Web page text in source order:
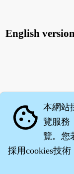
English version
cookie 本網站
覽服務
覽。您
採用cookies技